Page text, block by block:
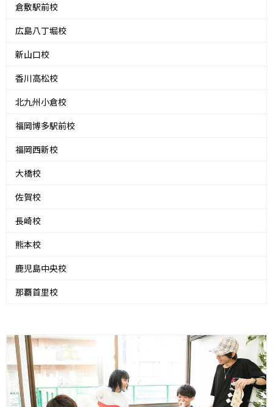
倉敷駅前校
広島八丁堀校
新山口校
香川高松校
北九州小倉校
福岡博多駅前校
福岡西新校
大橋校
佐賀校
長崎校
熊本校
鹿児島中央校
那覇首里校